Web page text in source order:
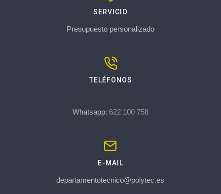
SERVICIO
Presupuesto personalizado
TELÉFONOS
Whatsapp: 622 100 758
E-MAIL
departamentotecnico@polytec.es